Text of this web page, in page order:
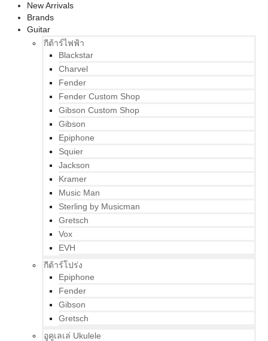
New Arrivals
Brands
Guitar
กีต้าร์ไฟฟ้า
Blackstar
Charvel
Fender
Fender Custom Shop
Gibson Custom Shop
Gibson
Epiphone
Squier
Jackson
Kramer
Music Man
Sterling by Musicman
Gretsch
Vox
EVH
กีต้าร์โปร่ง
Epiphone
Fender
Gibson
Gretsch
อูคูเลเล่ Ukulele